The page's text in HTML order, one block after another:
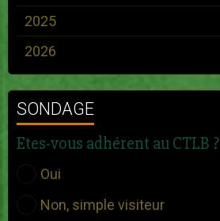
2025
2026
SONDAGE
Etes-vous adhérent au CTLB ?
Oui
Non, simple visiteur